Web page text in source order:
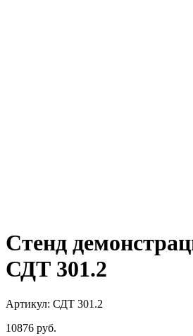
Стенд
СДТ 301.2
Артикул: СДТ 301.2
10876 руб.